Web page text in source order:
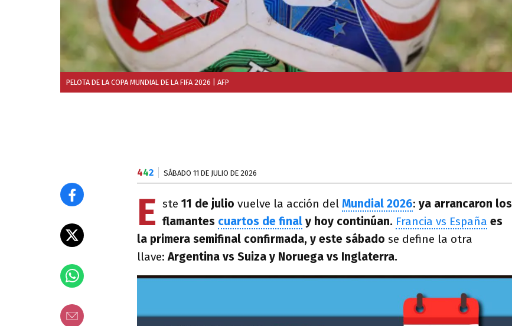
PELOTA DE LA COPA MUNDIAL DE LA FIFA 2026 | AFP
442 SÁBADO 11 DE JULIO DE 2026
E ste 11 de julio vuelve la acción del Mundial 2026: ya arrancaron los
flamantes cuartos de final y hoy continúan. Francia vs España es
la primera semifinal confirmada, y este sábado se define la otra
llave: Argentina vs Suiza y Noruega vs Inglaterra.